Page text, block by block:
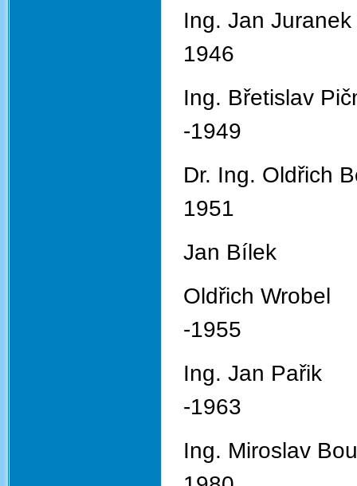
Ing.
1946
Ing.
-1949
Dr. Ing.
1951
Jan
-1955
Ing.
-1963
Ing.